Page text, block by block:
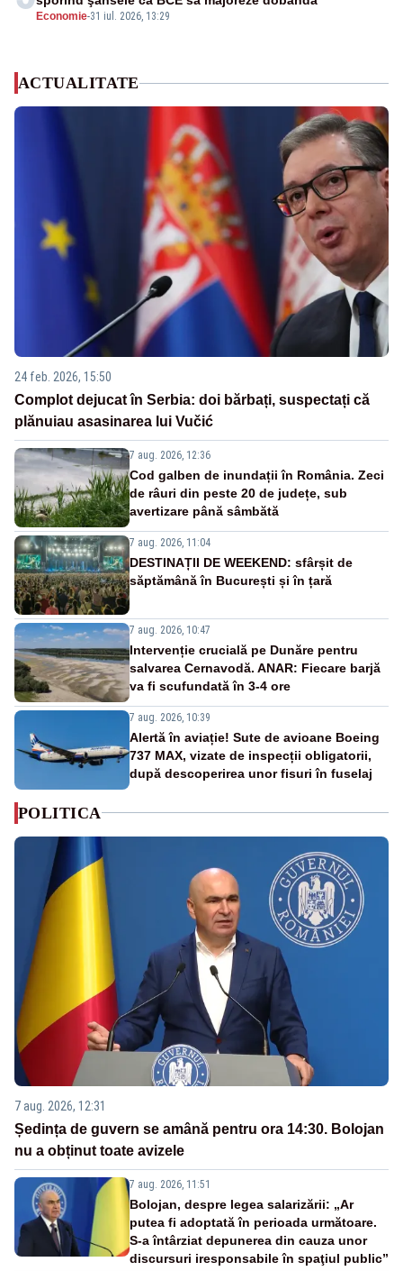
Economie-31 iul. 2026, 13:29
ACTUALITATE
24 feb. 2026, 15:50
Complot dejucat în Serbia: doi bărbați, suspectați că
plănuiau asasinarea lui Vučić
7 aug. 2026, 12:36
Cod galben de inundații în România. Zeci
de râuri din peste 20 de județe, sub
avertizare până sâmbătă
7 aug. 2026, 11:04
DESTINAȚII DE WEEKEND: sfârșit de
săptămână în București și în țară
7 aug. 2026, 10:47
Intervenție crucială pe Dunăre pentru
salvarea Cernavodă. ANAR: Fiecare barjă
va fi scufundată în 3-4 ore
7 aug. 2026, 10:39
Alertă în aviație! Sute de avioane Boeing
737 MAX, vizate de inspecții obligatorii,
după descoperirea unor fisuri în fuselaj
POLITICA
7 aug. 2026, 12:31
Ședința de guvern se amână pentru ora 14:30. Bolojan
nu a obținut toate avizele
7 aug. 2026, 11:51
Bolojan, despre legea salarizării: „Ar
putea fi adoptată în perioada următoare.
S-a întârziat depunerea din cauza unor
discursuri iresponsabile în spaţiul public”